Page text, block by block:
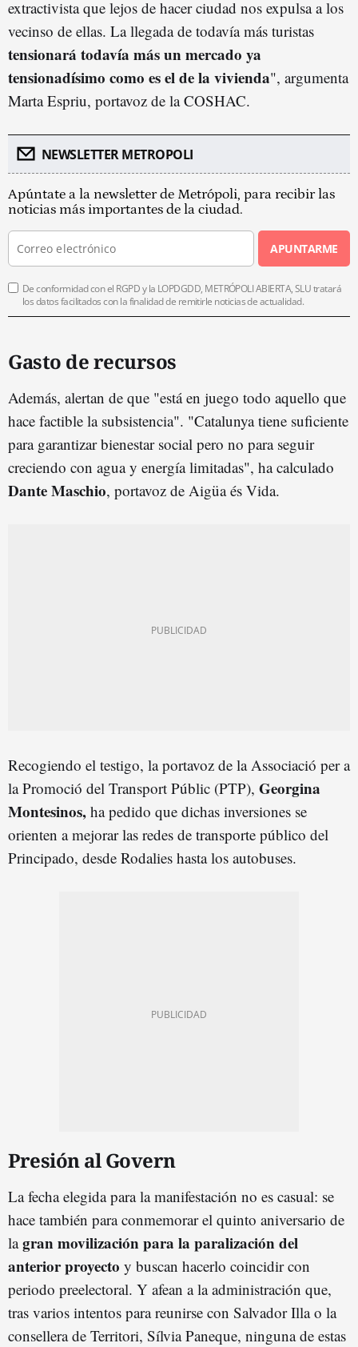
extractivista que lejos de hacer ciudad nos expulsa a los
vecinso de ellas. La llegada de todavía más turistas
tensionará todavía más un mercado ya
tensionadísimo como es el de la vivienda", argumenta
Marta Espriu, portavoz de la COSHAC.
NEWSLETTER METROPOLI
Apúntate a la newsletter de Metrópoli, para recibir las
noticias más importantes de la ciudad.
APUNTARME
De conformidad con el RGPD y la LOPDGDD, METRÓPOLI ABIERTA, SLU tratará
los datos facilitados con la finalidad de remitirle noticias de actualidad.
Gasto de recursos
Además, alertan de que "está en juego todo aquello que
hace factible la subsistencia". "Catalunya tiene suficiente
para garantizar bienestar social pero no para seguir
creciendo con agua y energía limitadas", ha calculado
Dante Maschio, portavoz de Aigüa és Vida.
Recogiendo el testigo, la portavoz de la Associació per a
la Promoció del Transport Públic (PTP), Georgina
Montesinos, ha pedido que dichas inversiones se
orienten a mejorar las redes de transporte público del
Principado, desde Rodalies hasta los autobuses.
Presión al Govern
La fecha elegida para la manifestación no es casual: se
hace también para conmemorar el quinto aniversario de
lagran movilización para la paralización del
anterior proyecto y buscan hacerlo coincidir con
periodo preelectoral. Y afean a la administración que,
tras varios intentos para reunirse con Salvador Illa o la
consellera de Territori, Sílvia Paneque, ninguna de estas